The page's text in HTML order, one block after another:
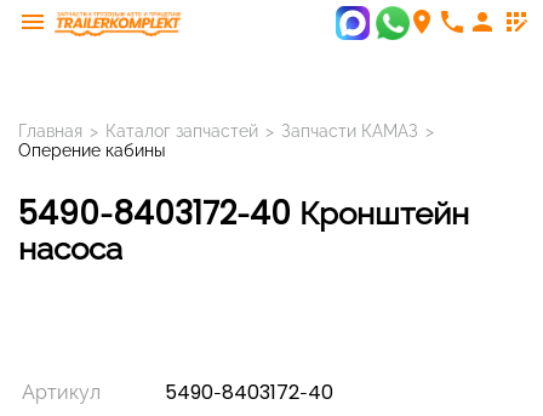
menu room phone person app_registration
Главная > Каталог запчастей > Запчасти КАМАЗ >
Оперение кабины
5490-8403172-40 Кронштейн
насоса
Артикул 5490-8403172-40